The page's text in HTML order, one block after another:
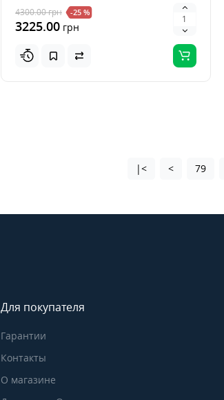
4300.00грн -25 %
3225.00 грн
|< < 79
Для покупателя
Гарантии
Контакты
О магазине